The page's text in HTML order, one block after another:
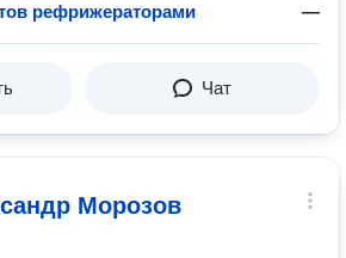
рефрижераторами —
Чат
Морозов